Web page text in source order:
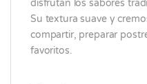
disfrutan los sabores
Su textura suave y
compartir, preparar
favoritos.